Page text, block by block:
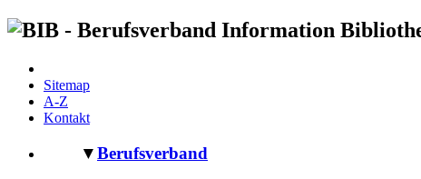
Sitemap
A-Z
Kontakt
▼Berufsverband